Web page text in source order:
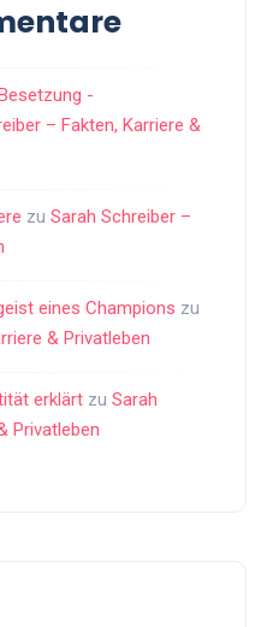
-
– Fakten, Karriere &
zu Sarah Schreiber –
eines Champions zu
& Privatleben
erklärt zu Sarah
Privatleben